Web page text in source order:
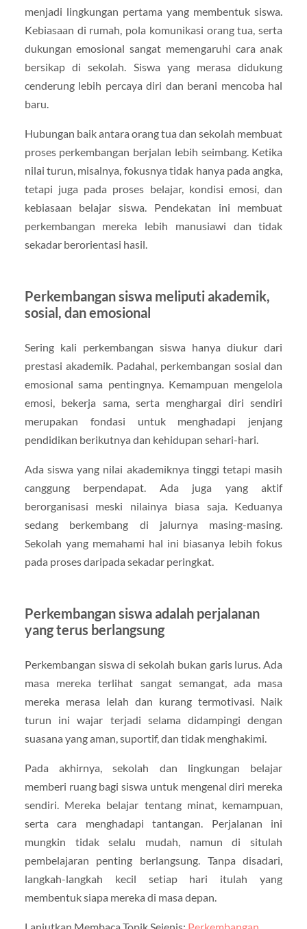
menjadi lingkungan pertama yang membentuk siswa.
Kebiasaan di rumah, pola komunikasi orang tua, serta
dukungan emosional sangat memengaruhi cara anak
bersikap di sekolah. Siswa yang merasa didukung
cenderung lebih percaya diri dan berani mencoba hal
baru.
Hubungan baik antara orang tua dan sekolah membuat
proses perkembangan berjalan lebih seimbang. Ketika
nilai turun, misalnya, fokusnya tidak hanya pada angka,
tetapi juga pada proses belajar, kondisi emosi, dan
kebiasaan belajar siswa. Pendekatan ini membuat
perkembangan mereka lebih manusiawi dan tidak
sekadar berorientasi hasil.
Perkembangan siswa meliputi akademik,
sosial, dan emosional
Sering kali perkembangan siswa hanya diukur dari
prestasi akademik. Padahal, perkembangan sosial dan
emosional sama pentingnya. Kemampuan mengelola
emosi, bekerja sama, serta menghargai diri sendiri
merupakan fondasi untuk menghadapi jenjang
pendidikan berikutnya dan kehidupan sehari-hari.
Ada siswa yang nilai akademiknya tinggi tetapi masih
canggung berpendapat. Ada juga yang aktif
berorganisasi meski nilainya biasa saja. Keduanya
sedang berkembang di jalurnya masing-masing.
Sekolah yang memahami hal ini biasanya lebih fokus
pada proses daripada sekadar peringkat.
Perkembangan siswa adalah perjalanan
yang terus berlangsung
Perkembangan siswa di sekolah bukan garis lurus. Ada
masa mereka terlihat sangat semangat, ada masa
mereka merasa lelah dan kurang termotivasi. Naik
turun ini wajar terjadi selama didampingi dengan
suasana yang aman, suportif, dan tidak menghakimi.
Pada akhirnya, sekolah dan lingkungan belajar
memberi ruang bagi siswa untuk mengenal diri mereka
sendiri. Mereka belajar tentang minat, kemampuan,
serta cara menghadapi tantangan. Perjalanan ini
mungkin tidak selalu mudah, namun di situlah
pembelajaran penting berlangsung. Tanpa disadari,
langkah-langkah kecil setiap hari itulah yang
membentuk siapa mereka di masa depan.